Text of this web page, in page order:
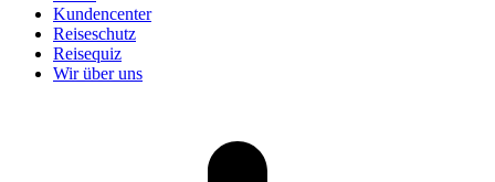
Kundencenter
Reiseschutz
Reisequiz
Wir über uns